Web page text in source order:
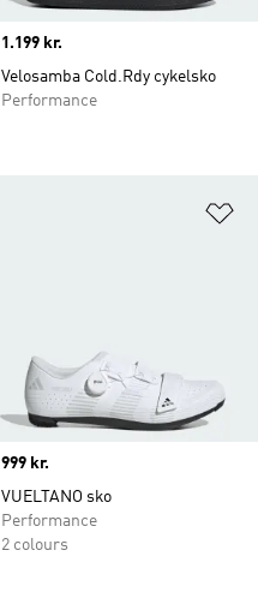
Price
1.199 kr.
Velosamba Cold.Rdy cykelsko
Performance
Price
999 kr.
VUELTANO sko
Performance
2 colours